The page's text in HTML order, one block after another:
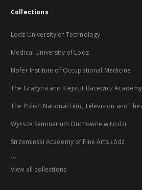
Collections
Lodz University of Technology
Medical University of Lodz
Nofer Institute of Occupational Medicine
The Grażyna and Kiejstut Bacewicz
The Polish National Film, Television and
Wyższe Seminarium Duchowne w Łodzi
Strzemiński Academy of Fine Arts Łódź
...
View all collections